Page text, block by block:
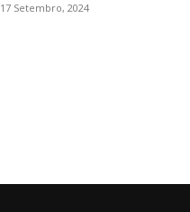
17 Setembro, 2024